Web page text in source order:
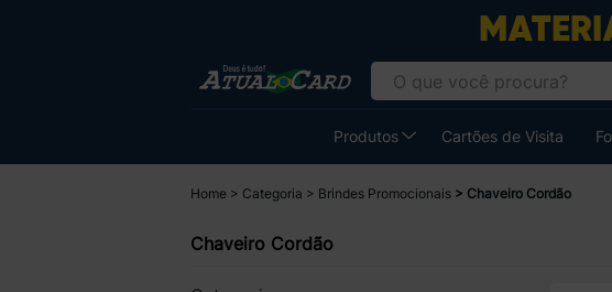
Produtos Cartões de Visita
Home Categoria Brindes Promocionais Chaveiro Cordão
Chaveiro Cordão